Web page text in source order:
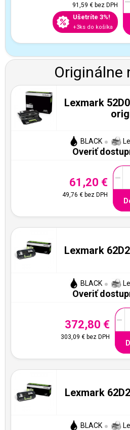
91,59 €bez DPH
Ušetríte 3%!
+3ks do košíka
Originálne
Lexmark
BLACK
Overiť
61,20 €
49,76 € bez DPH
-
Lexmark
BLACK
Overiť
372,80 €
303,09 €bez DPH
-
Lexmark
BLACK